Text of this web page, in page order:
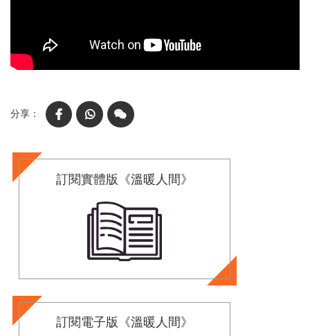
FacebookWhatsAppWeChat
訂閱實體版《溫暖人間》
訂閱電子版《溫暖人間》